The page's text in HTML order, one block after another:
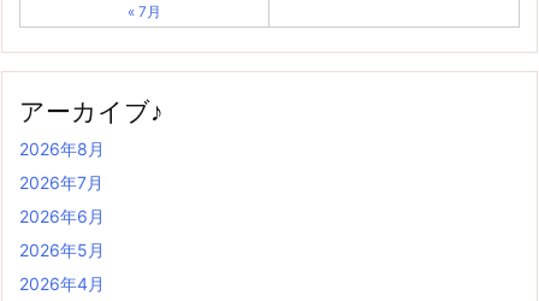
« 7月
アーカイブ♪
2026年8月
2026年7月
2026年6月
2026年5月
2026年4月